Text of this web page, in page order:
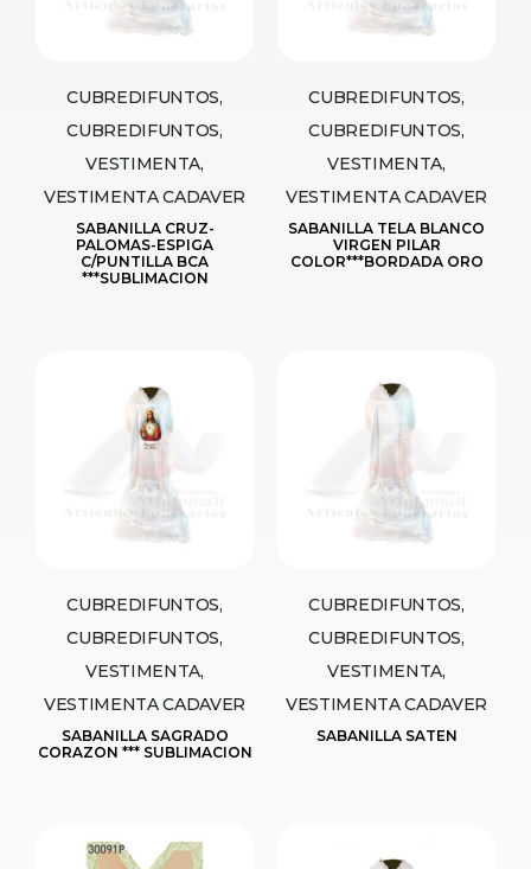
CUBREDIFUNTOS,
CUBREDIFUNTOS,
VESTIMENTA,
VESTIMENTA CADAVER
SABANILLA CRUZ-
PALOMAS-ESPIGA
C/PUNTILLA BCA
***SUBLIMACION
CUBREDIFUNTOS,
CUBREDIFUNTOS,
VESTIMENTA,
VESTIMENTA CADAVER
SABANILLA TELA BLANCO
VIRGEN PILAR
COLOR***BORDADA ORO
CUBREDIFUNTOS,
CUBREDIFUNTOS,
VESTIMENTA,
VESTIMENTA CADAVER
SABANILLA SAGRADO
CORAZON *** SUBLIMACION
CUBREDIFUNTOS,
CUBREDIFUNTOS,
VESTIMENTA,
VESTIMENTA CADAVER
SABANILLA SATEN